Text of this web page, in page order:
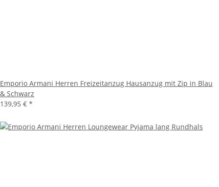
Emporio Armani Herren Freizeitanzug Hausanzug mit Zip in Blau
& Schwarz
139,95 € *